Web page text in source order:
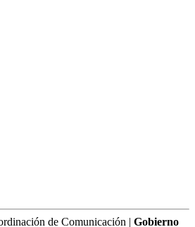
de Comunicación | Gobierno